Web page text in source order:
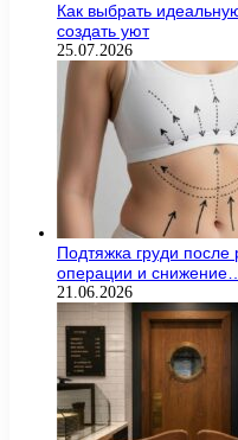
Как выбрать
создать уют
25.07.2026
Подтяжка груди после
операции и
21.06.2026